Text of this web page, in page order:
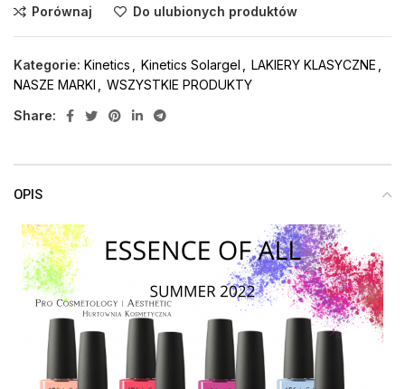
Porównaj Do ulubionych produktów
Kategorie: Kinetics Kinetics Solargel LAKIERY KLASYCZNE
NASZE MARKI
WSZYSTKIE PRODUKTY
Share:
OPIS